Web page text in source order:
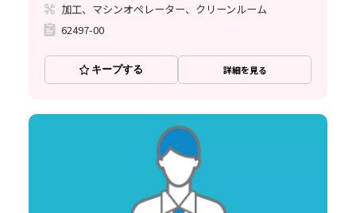
加工、マシンオペレーター、クリーンルーム
62497-00
キープする 詳細を見る